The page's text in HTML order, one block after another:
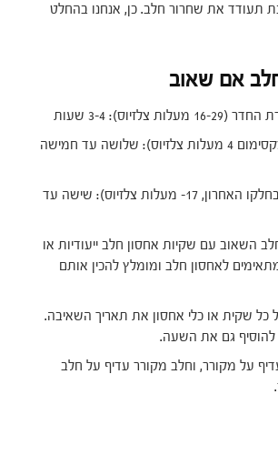
תעודד את שחרור חלב. כן, אנחנו בהחלט
אם שאוב
צלזיוס): 3-4 שעות
אחסון במקרר (מקסימום 4 מעלות צלזיוס): שלושה עד חמישה
אחסון במקפיא (בחלקו האחרון, 17- מעלות צלזיוס): שישה עד
השאוב עם שקיות אחסון חלב ייעודיות או
לאחסון חלב ומומלץ להכין אותם
כל שקית או כלי אחסון את תאריך השאיבה.
להוסיף גם את השעה.
על מקורר, וחלב מקורר עדיף על חלב